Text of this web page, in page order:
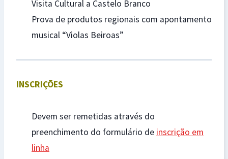
Visita Cultural a Castelo Branco
Prova de produtos regionais com apontamento
musical “Violas Beiroas”
INSCRIÇÕES
Devem ser remetidas através do
preenchimento do formulário de inscrição em
linha